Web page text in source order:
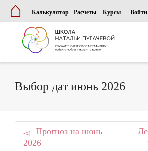
⌂ Калькулятор Расчеты Курсы Войти
Выбор дат июнь 2026
Прогноз на июнь
2026